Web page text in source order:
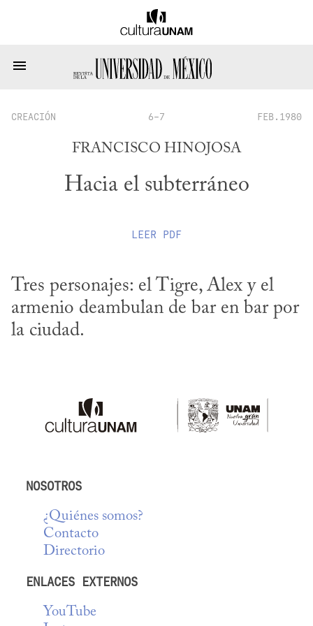
CREACIÓN 6-7 FEB.1980
FRANCISCO HINOJOSA
Hacia el subterráneo
LEER PDF
Tres personajes: el Tigre, Alex y el
armenio deambulan de bar en bar por
la ciudad.
NOSOTROS
¿Quiénes somos?
Contacto
Directorio
ENLACES EXTERNOS
YouTube